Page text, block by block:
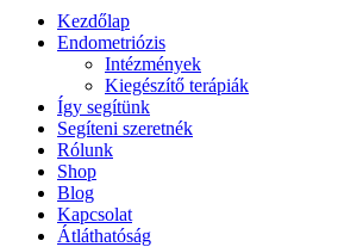
Kezdőlap
Endometriózis
Intézmények
Kiegészítő terápiák
Így segítünk
Segíteni szeretnék
Rólunk
Shop
Blog
Kapcsolat
Átláthatóság